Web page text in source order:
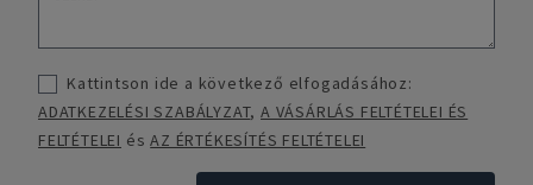
Kattintson ide a következő elfogadásához:
ADATKEZELÉSI SZABÁLYZAT,A VÁSÁRLÁS FELTÉTELEI ÉS
FELTÉTELEI ésAZ ÉRTÉKESÍTÉS FELTÉTELEI